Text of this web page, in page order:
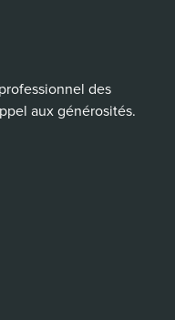
des
aux générosités.